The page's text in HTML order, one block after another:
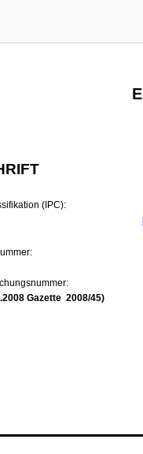
(IPC):
Gazette 2008/45)